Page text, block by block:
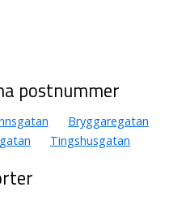
postnummer
Bryggaregatan
Tingshusgatan